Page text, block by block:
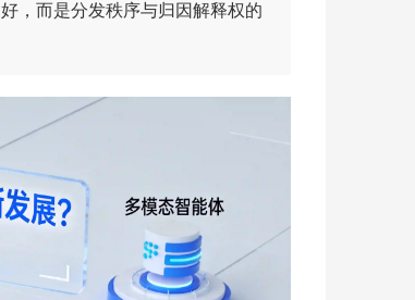
，而是分发秩序与归因解释权的